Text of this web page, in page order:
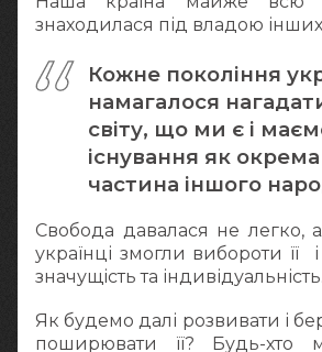
знаходилася під владою інших
Кожне покоління
намагалося
світу, що ми є і
існування як
частина іншого
Свобода давалася не легко,
українці змогли вибороти її
значущість та індивідуальність.
Як будемо далі розвивати і
поширювати її? Будь-хто